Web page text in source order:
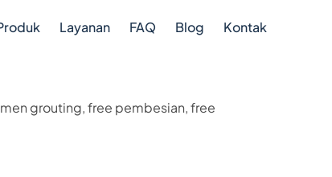
Layanan FAQ Blog Kontak
grouting, free pembesian, free